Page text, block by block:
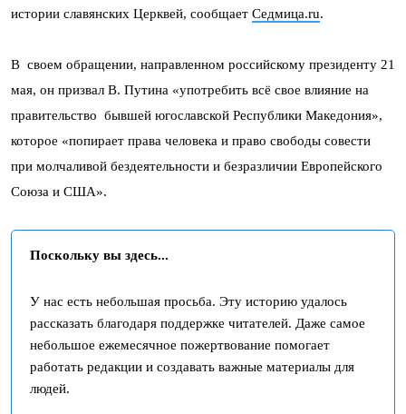
истории славянских Церквей, сообщает Седмица.ru.
В своем обращении, направленном российскому президенту 21
мая, он призвал В. Путина «употребить всё свое влияние на
правительство бывшей югославской Республики Македония»,
которое «попирает права человека и право свободы совести
при молчаливой бездеятельности и безразличии Европейского
Союза и США».
Поскольку вы здесь...
У нас есть небольшая просьба. Эту историю удалось
рассказать благодаря поддержке читателей. Даже самое
небольшое ежемесячное пожертвование помогает
работать редакции и создавать важные материалы для
людей.